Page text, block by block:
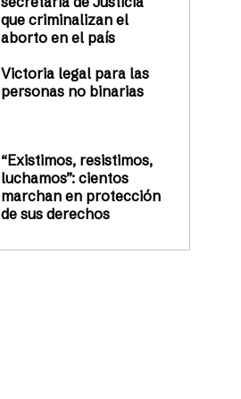
que criminalizan el
aborto en el país
Victoria legal para las
personas no binarias
“Existimos, resistimos,
luchamos”: cientos
marchan en protección
de sus derechos